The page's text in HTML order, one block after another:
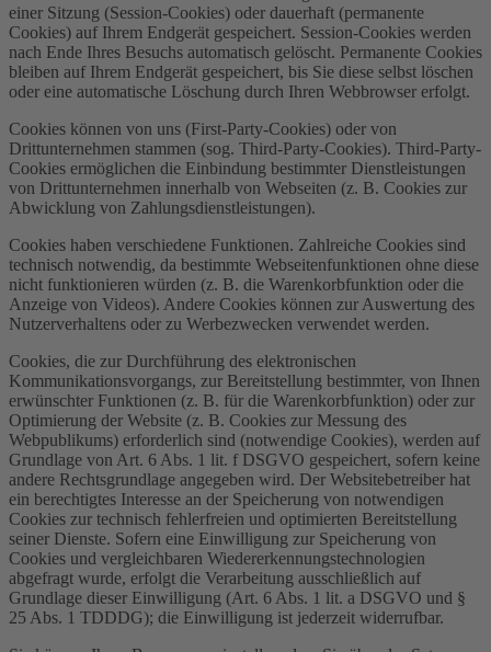
einer Sitzung (Session-Cookies) oder dauerhaft (permanente
Cookies) auf Ihrem Endgerät gespeichert. Session-Cookies werden
nach Ende Ihres Besuchs automatisch gelöscht. Permanente Cookies
bleiben auf Ihrem Endgerät gespeichert, bis Sie diese selbst löschen
oder eine automatische Löschung durch Ihren Webbrowser erfolgt.
Cookies können von uns (First-Party-Cookies) oder von
Drittunternehmen stammen (sog. Third-Party-Cookies). Third-Party-
Cookies ermöglichen die Einbindung bestimmter Dienstleistungen
von Drittunternehmen innerhalb von Webseiten (z. B. Cookies zur
Abwicklung von Zahlungsdienstleistungen).
Cookies haben verschiedene Funktionen. Zahlreiche Cookies sind
technisch notwendig, da bestimmte Webseitenfunktionen ohne diese
nicht funktionieren würden (z. B. die Warenkorbfunktion oder die
Anzeige von Videos). Andere Cookies können zur Auswertung des
Nutzerverhaltens oder zu Werbezwecken verwendet werden.
Cookies, die zur Durchführung des elektronischen
Kommunikationsvorgangs, zur Bereitstellung bestimmter, von Ihnen
erwünschter Funktionen (z. B. für die Warenkorbfunktion) oder zur
Optimierung der Website (z. B. Cookies zur Messung des
Webpublikums) erforderlich sind (notwendige Cookies), werden auf
Grundlage von Art. 6 Abs. 1 lit. f DSGVO gespeichert, sofern keine
andere Rechtsgrundlage angegeben wird. Der Websitebetreiber hat
ein berechtigtes Interesse an der Speicherung von notwendigen
Cookies zur technisch fehlerfreien und optimierten Bereitstellung
seiner Dienste. Sofern eine Einwilligung zur Speicherung von
Cookies und vergleichbaren Wiedererkennungstechnologien
abgefragt wurde, erfolgt die Verarbeitung ausschließlich auf
Grundlage dieser Einwilligung (Art. 6 Abs. 1 lit. a DSGVO und §
25 Abs. 1 TDDDG); die Einwilligung ist jederzeit widerrufbar.